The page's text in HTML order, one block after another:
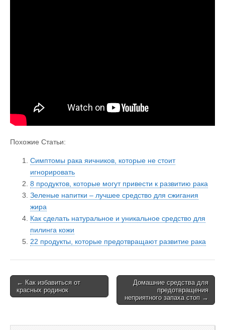
Похожие Статьи:
Симптомы рака яичников, которые не стоит
игнорировать
8 продуктов, которые могут привести к развитию рака
Зеленые напитки – лучшее средство для сжигания
жира
Как сделать натуральное и уникальное средство для
пилинга кожи
22 продукты, которые предотвращают развитие рака
Post navigation
← Как избавиться от
красных родинок
Домашние средства для
предотвращения
неприятного запаха стоп →